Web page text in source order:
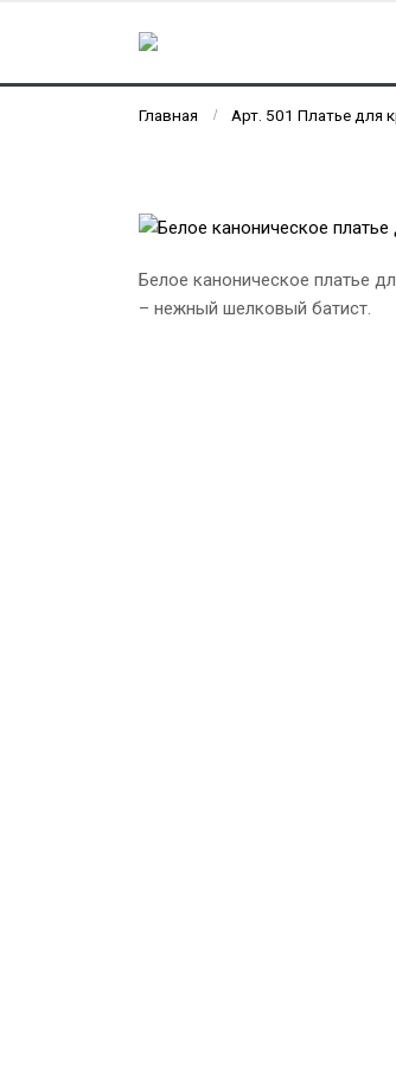
Главная Арт. 501 Платье для
Белое каноническое платье
– нежный шелковый батист.